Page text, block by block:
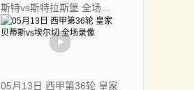
斯特vs斯特拉斯堡 全场录
像
05月13日 西甲第36轮 皇家